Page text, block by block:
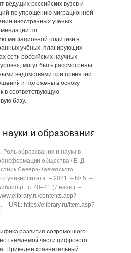
ведущих российских вузов и
по упрощению миграционной
иностранных учёных.
по
миграционной политики в
учёных, планирующих
сети российских научных
могут быть рассмотрены
ведомствами при принятии
и положены в основу
в соответствующую
базу.
и образования
Роль образования и науки в
общества / Е. Д.
Северо-Кавказского
университета. ‒ 2021. ‒ № 5. ‒
с. 40‒41 (7 назв.). ‒
contents.asp?
. ‒ URL: https://elibrary.ru/item.asp?
.
развития современного
части цифрового
Приведен сравнительный